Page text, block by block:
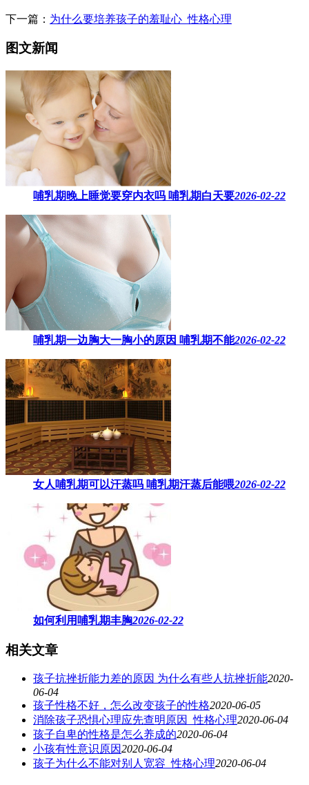
下一篇： 为什么要培养孩子的羞耻心_性格心理
图文新闻
哺乳期晚上睡觉要穿内衣吗​ 哺乳期白天要2026-02-22
哺乳期一边胸大一胸小的原因​ 哺乳期不能2026-02-22
女人哺乳期可以汗蒸吗 ​哺乳期汗蒸后能喂2026-02-22
如何利用哺乳期丰胸2026-02-22
相关文章
孩子抗挫折能力差的原因 为什么有些人抗挫折能2020-
06-04
孩子性格不好，怎么改变孩子的性格2020-06-05
消除孩子恐惧心理应先查明原因_性格心理2020-06-04
孩子自卑的性格是怎么养成的2020-06-04
小孩有性意识原因2020-06-04
孩子为什么不能对别人宽容_性格心理2020-06-04